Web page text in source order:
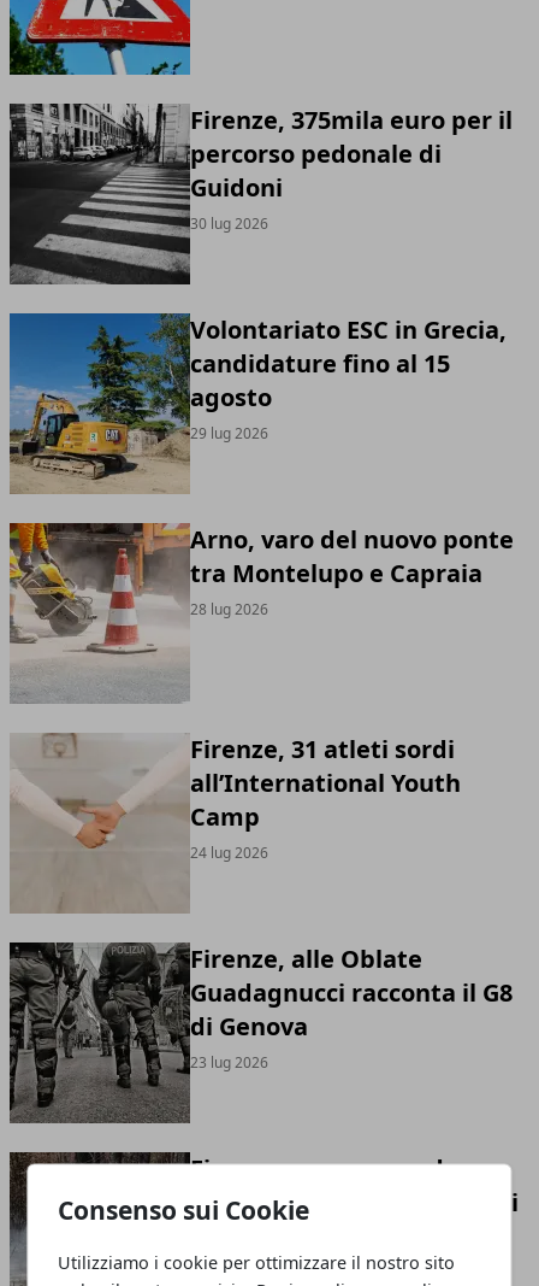
Consenso sui Cookie
Utilizziamo i cookie per ottimizzare il nostro sito
Firenze, 375mila euro per il
percorso pedonale di
Guidoni
30 lug 2026
Volontariato ESC in Grecia,
candidature fino al 15
agosto
29 lug 2026
Arno, varo del nuovo ponte
tra Montelupo e Capraia
28 lug 2026
Firenze, 31 atleti sordi
all’International Youth
Camp
24 lug 2026
Firenze, alle Oblate
Guadagnucci racconta il G8
di Genova
23 lug 2026
Firenze, nuova squadra e
serbatoio contro gli incendi